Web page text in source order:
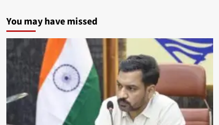
You may have missed